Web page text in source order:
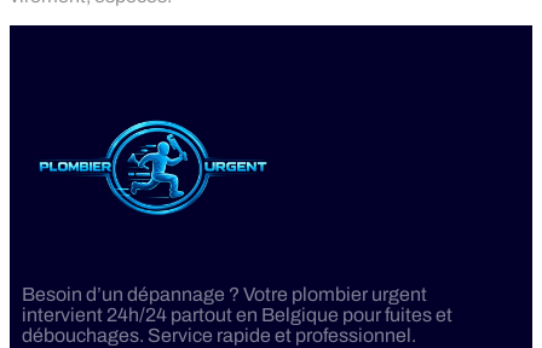
Besoin d’un dépannage ? Votre plombier urgent
intervient 24h/24 partout en Belgique pour fuites et
débouchages. Service rapide et professionnel.